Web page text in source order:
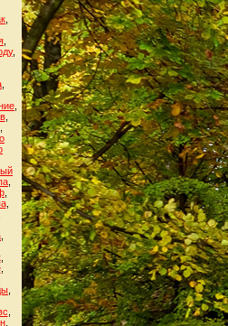
,
,
,
,
,
,